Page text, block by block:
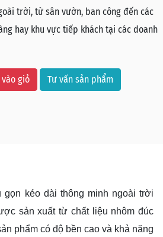
trời, từ sân vườn, ban công đến các
hay khu vực tiếp khách tại các doanh
vào giỏ Tư vấn sản phẩm
gọn kéo dài thông minh ngoài trời
sản xuất từ chất liệu nhôm đúc
phẩm có độ bền cao và khả năng